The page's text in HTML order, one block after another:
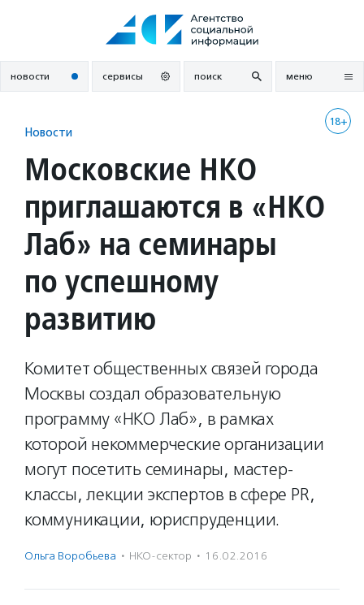
новости сервисы поиск меню
18+
Новости
Московские НКО
приглашаются в «НКО
Лаб» на семинары
по успешному
развитию
Комитет общественных связей города
Москвы создал образовательную
программу «НКО Лаб», в рамках
которой некоммерческие организации
могут посетить семинары, мастер-
классы, лекции экспертов в сфере PR,
коммуникации, юриспруденции.
Ольга Воробьева · НКО-сектор · 16.02.2016